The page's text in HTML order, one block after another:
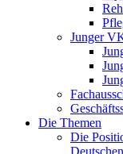
Junger
Die Themen
Die